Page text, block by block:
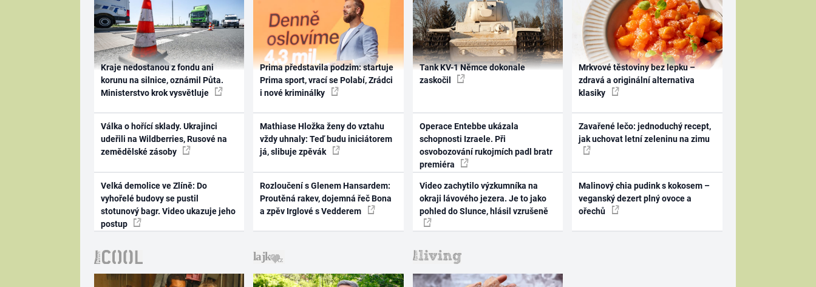
Kraje nedostanou z fondu ani
korunu na silnice, oznámil Půta.
Ministerstvo krok vysvětluje
Válka o hořící sklady. Ukrajinci
udeřili na Wildberries, Rusové na
zemědělské zásoby
Velká demolice ve Zlíně: Do
vyhořelé budovy se pustil
stotunový bagr. Video ukazuje jeho
postup
Prima představila podzim: startuje
Prima sport, vrací se Polabí, Zrádci
i nové kriminálky
Mathiase Hložka ženy do vztahu
vždy uhnaly: Teď budu iniciátorem
já, slibuje zpěvák
Rozloučení s Glenem Hansardem:
Proutěná rakev, dojemná řeč Bona
a zpěv Irglové s Vedderem
Tank KV-1 Němce dokonale
zaskočil
Operace Entebbe ukázala
schopnosti Izraele. Při
osvobozování rukojmích padl bratr
premiéra
Video zachytilo výzkumníka na
okraji lávového jezera. Je to jako
pohled do Slunce, hlásil vzrušeně
Mrkvové těstoviny bez lepku –
zdravá a originální alternativa
klasiky
Zavařené lečo: jednoduchý recept,
jak uchovat letní zeleninu na zimu
Malinový chia pudink s kokosem –
veganský dezert plný ovoce a
ořechů